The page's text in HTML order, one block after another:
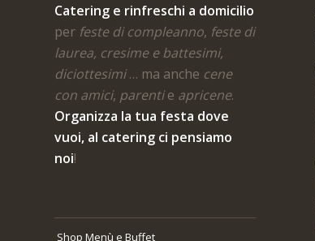
Catering e rinfreschi a domicilio
per feste di compleanno, feste di
laurea, cresime e battesimi,
diciottesimi… ma anche cene
con amici, parentie apricene.
Organizza la tua festa dove
vuoi, al catering ci pensiamo
noi!
Shop Menù e Buffet